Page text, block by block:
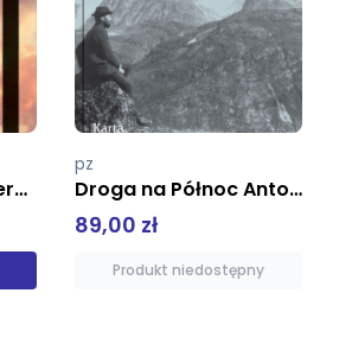
Droga na Północ Antologia norweskiej literatury faktu tw
Lagercrantz Olof
O sztuce czytania i pisania
23,99 zł
Dodaj do koszyka